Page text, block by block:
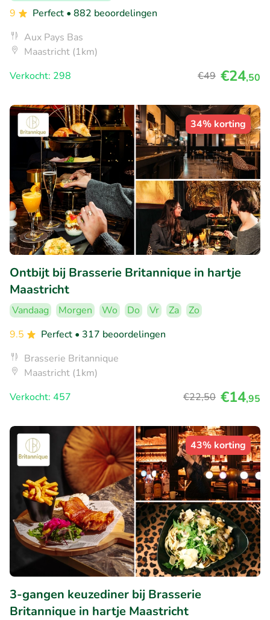
9
Perfect • 882 beoordelingen
Aux Pays Bas
Maastricht (1km)
Verkocht: 298
€49 €24,50
34% korting
Ontbijt bij Brasserie Britannique in hartje
Maastricht
Vandaag Morgen Wo Do Vr Za
Zo
9.5
Perfect • 317 beoordelingen
Brasserie Britannique
Maastricht (1km)
Verkocht: 457
€22,50 €14,95
43% korting
3-gangen keuzediner bij Brasserie
Britannique in hartje Maastricht